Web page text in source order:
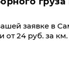
заявке в
от 24 руб. за